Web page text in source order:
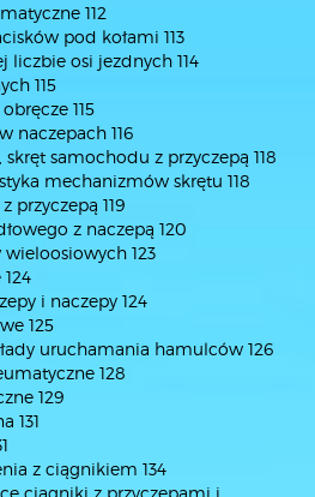
112
pod kołami 113
liczbie osi jezdnych 114
115
115
naczepach 116
samochodu z przyczepą 118
mechanizmów skrętu 118
przyczepą 119
z naczepą 120
wieloosiowych 123
i naczepy 124
125
uruchamania hamulców 126
128
129
131
z ciągnikiem 134
ciągniki z przyczepami i